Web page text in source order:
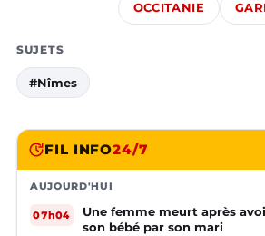
OCCITANIE
SUJETS
#Nîmes
FIL INFO24/7
AUJOURD'HUI
07h04
Une femme meurt après
son bébé par son mari